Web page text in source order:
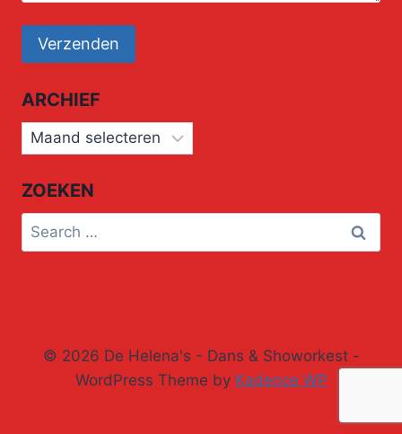
ARCHIEF
Archief
ZOEKEN
Search
for:
© 2026 De Helena's - Dans & Showorkest -
WordPress Theme by Kadence WP